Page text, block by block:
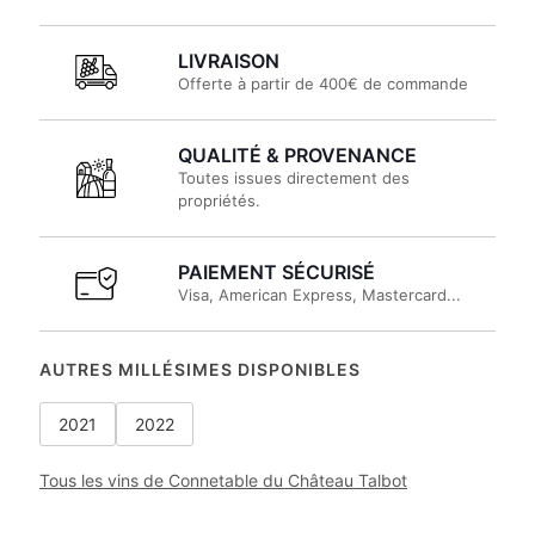
LIVRAISON
Offerte à partir de 400€ de commande
QUALITÉ & PROVENANCE
Toutes issues directement des
propriétés.
PAIEMENT SÉCURISÉ
Visa, American Express, Mastercard...
AUTRES MILLÉSIMES DISPONIBLES
2021 2022
Tous les vins de Connetable du Château Talbot